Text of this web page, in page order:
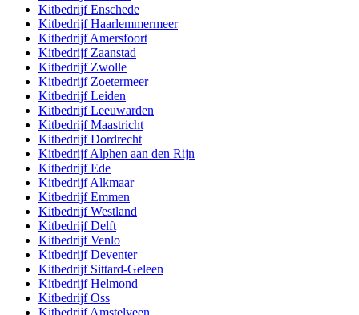
KitbedrijfEnschede
KitbedrijfHaarlemmermeer
KitbedrijfAmersfoort
Kitbedrijf Zaanstad
Kitbedrijf Zwolle
Kitbedrijf Zoetermeer
KitbedrijfLeiden
KitbedrijfLeeuwarden
KitbedrijfMaastricht
KitbedrijfDordrecht
KitbedrijfAlphen aan den Rijn
KitbedrijfEde
KitbedrijfAlkmaar
KitbedrijfEmmen
KitbedrijfWestland
KitbedrijfDelft
KitbedrijfVenlo
KitbedrijfDeventer
Kitbedrijf Sittard-Geleen
KitbedrijfHelmond
KitbedrijfOss
Kitbedrijf Amstelveen